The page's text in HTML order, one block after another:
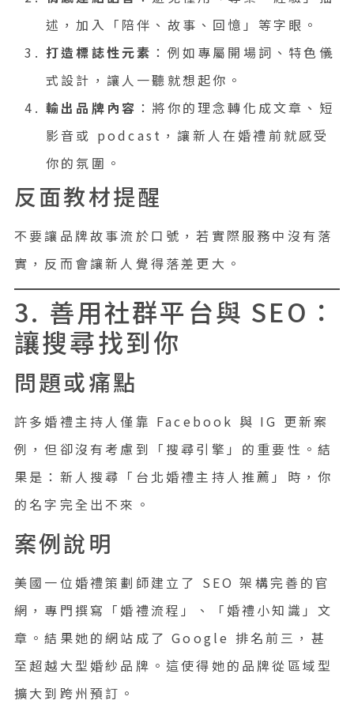
述，加入「陪伴、故事、回憶」等字眼。
打造標誌性元素 ：例如專屬開場詞、特色儀
式設計，讓人一聽就想起你。
輸出品牌內容 ：將你的理念轉化成文章、短
影音或 podcast，讓新人在婚禮前就感受
你的氛圍。
反面教材提醒
不要讓品牌故事流於口號，若實際服務中沒有落
實，反而會讓新人覺得落差更大。
3. 善用社群平台與 SEO：
讓搜尋找到你
問題或痛點
許多婚禮主持人僅靠 Facebook 與 IG 更新案
例，但卻沒有考慮到「搜尋引擎」的重要性。結
果是：新人搜尋「台北婚禮主持人推薦」時，你
的名字完全出不來。
案例說明
美國一位婚禮策劃師建立了 SEO 架構完善的官
網，專門撰寫「婚禮流程」、「婚禮小知識」文
章。結果她的網站成了 Google 排名前三，甚
至超越大型婚紗品牌。這使得她的品牌從區域型
擴大到跨州預訂。